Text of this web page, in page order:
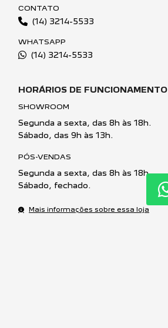
CONTATO
(14) 3214-5533
WHATSAPP
(14) 3214-5533
HORÁRIOS DE FUNCIONAMENTO
SHOWROOM
Segunda a sexta, das 8h às 18h.
Sábado, das 9h às 13h.
PÓS-VENDAS
Segunda a sexta, das 8h às 18h.
Sábado, fechado.
Mais informações sobre essa loja